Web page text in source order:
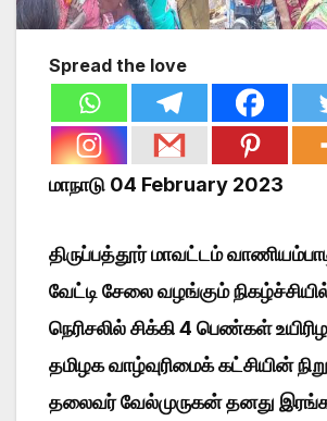
Spread the love
மாநாடு 04 February 2023
திருப்பத்தூர் மாவட்டம்
வேட்டி சேலை வழங்கும்
நெரிசலில் சிக்கி 4 பெண்கள்
தமிழக வாழ்வுரிமைக் கட்சியின்
தலைவர் வேல்முருகன் தனது